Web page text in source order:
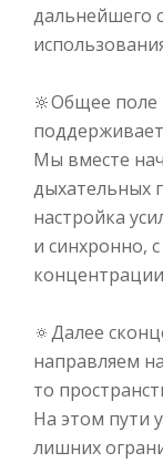
дальнейшего
🔆Общее поле
поддерживает
Мы вместе
дыхательных
настройка
и синхронно,
концентрации
🔅Далее
направляем
то
На этом пути
лишних